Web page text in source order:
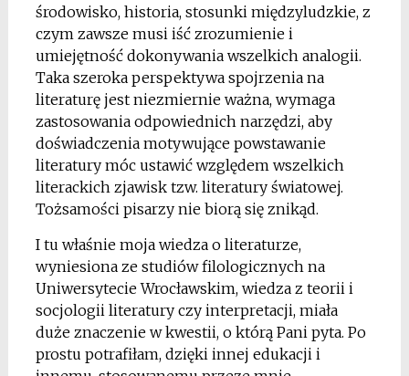
środowisko, historia, stosunki międzyludzkie, z
czym zawsze musi iść zrozumienie i
umiejętność dokonywania wszelkich analogii.
Taka szeroka perspektywa spojrzenia na
literaturę jest niezmiernie ważna, wymaga
zastosowania odpowiednich narzędzi, aby
doświadczenia motywujące powstawanie
literatury móc ustawić względem wszelkich
literackich zjawisk tzw. literatury światowej.
Tożsamości pisarzy nie biorą się znikąd.
I tu właśnie moja wiedza o literaturze,
wyniesiona ze studiów filologicznych na
Uniwersytecie Wrocławskim, wiedza z teorii i
socjologii literatury czy interpretacji, miała
duże znaczenie w kwestii, o którą Pani pyta. Po
prostu potrafiłam, dzięki innej edukacji i